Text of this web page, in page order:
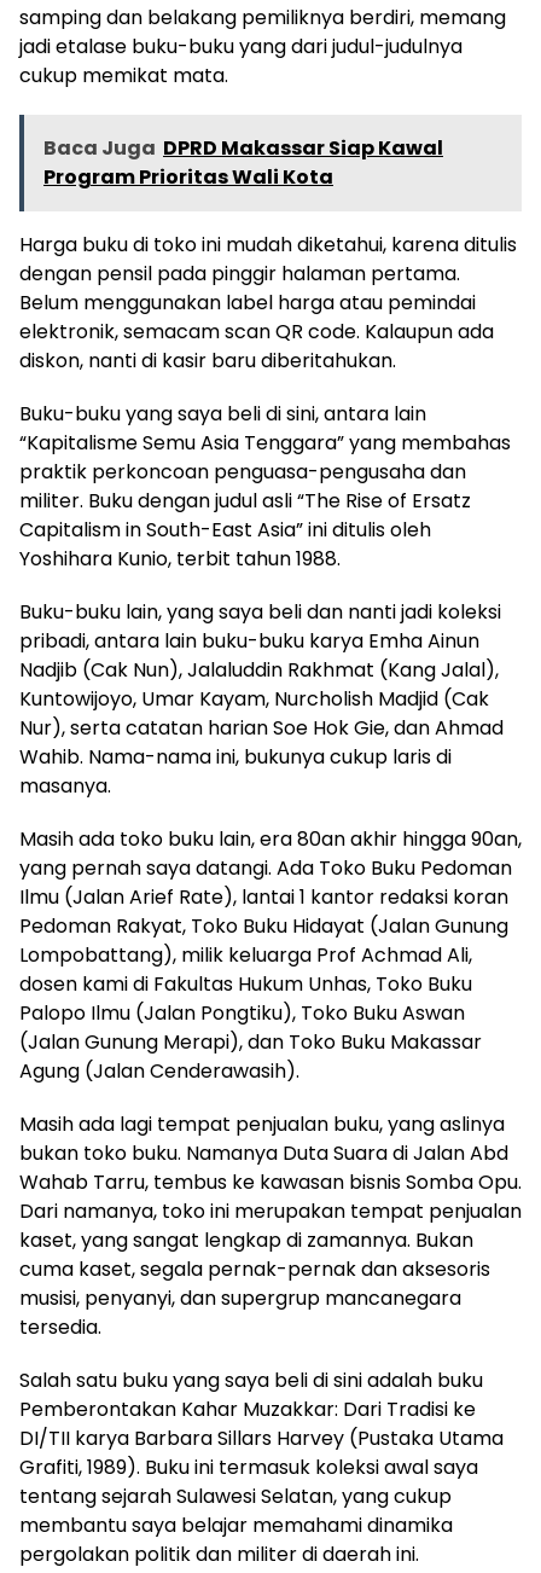
samping dan belakang pemiliknya berdiri, memang
jadi etalase buku-buku yang dari judul-judulnya
cukup memikat mata.
Baca Juga DPRD Makassar Siap Kawal
Program Prioritas Wali Kota
Harga buku di toko ini mudah diketahui, karena ditulis
dengan pensil pada pinggir halaman pertama.
Belum menggunakan label harga atau pemindai
elektronik, semacam scan QR code. Kalaupun ada
diskon, nanti di kasir baru diberitahukan.
Buku-buku yang saya beli di sini, antara lain
“Kapitalisme Semu Asia Tenggara” yang membahas
praktik perkoncoan penguasa-pengusaha dan
militer. Buku dengan judul asli “The Rise of Ersatz
Capitalism in South-East Asia” ini ditulis oleh
Yoshihara Kunio, terbit tahun 1988.
Buku-buku lain, yang saya beli dan nanti jadi koleksi
pribadi, antara lain buku-buku karya Emha Ainun
Nadjib (Cak Nun), Jalaluddin Rakhmat (Kang Jalal),
Kuntowijoyo, Umar Kayam, Nurcholish Madjid (Cak
Nur), serta catatan harian Soe Hok Gie, dan Ahmad
Wahib. Nama-nama ini, bukunya cukup laris di
masanya.
Masih ada toko buku lain, era 80an akhir hingga 90an,
yang pernah saya datangi. Ada Toko Buku Pedoman
Ilmu (Jalan Arief Rate), lantai 1 kantor redaksi koran
Pedoman Rakyat, Toko Buku Hidayat (Jalan Gunung
Lompobattang), milik keluarga Prof Achmad Ali,
dosen kami di Fakultas Hukum Unhas, Toko Buku
Palopo Ilmu (Jalan Pongtiku), Toko Buku Aswan
(Jalan Gunung Merapi), dan Toko Buku Makassar
Agung (Jalan Cenderawasih).
Masih ada lagi tempat penjualan buku, yang aslinya
bukan toko buku. Namanya Duta Suara di Jalan Abd
Wahab Tarru, tembus ke kawasan bisnis Somba Opu.
Dari namanya, toko ini merupakan tempat penjualan
kaset, yang sangat lengkap di zamannya. Bukan
cuma kaset, segala pernak-pernak dan aksesoris
musisi, penyanyi, dan supergrup mancanegara
tersedia.
Salah satu buku yang saya beli di sini adalah buku
Pemberontakan Kahar Muzakkar: Dari Tradisi ke
DI/TII karya Barbara Sillars Harvey (Pustaka Utama
Grafiti, 1989). Buku ini termasuk koleksi awal saya
tentang sejarah Sulawesi Selatan, yang cukup
membantu saya belajar memahami dinamika
pergolakan politik dan militer di daerah ini.